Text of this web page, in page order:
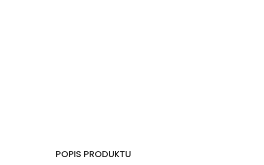
POPIS PRODUKTU